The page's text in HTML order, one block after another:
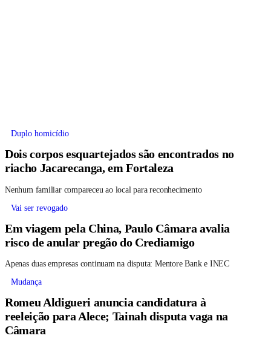
Duplo homicídio
Dois corpos esquartejados são encontrados no
riacho Jacarecanga, em Fortaleza
Nenhum familiar compareceu ao local para reconhecimento
Vai ser revogado
Em viagem pela China, Paulo Câmara avalia
risco de anular pregão do Crediamigo
Apenas duas empresas continuam na disputa: Mentore Bank e INEC
Mudança
Romeu Aldigueri anuncia candidatura à
reeleição para Alece; Tainah disputa vaga na
Câmara